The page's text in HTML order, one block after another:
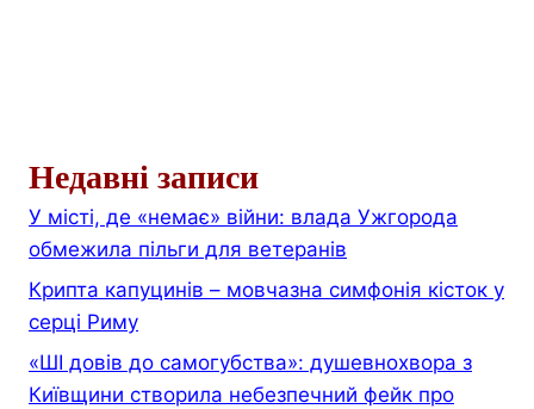
Недавні записи
У місті, де «немає» війни: влада Ужгорода
обмежила пільги для ветеранів
Крипта капуцинів – мовчазна симфонія кісток у
серці Риму
«ШІ довів до самогубства»: душевнохвора з
Київщини створила небезпечний фейк про